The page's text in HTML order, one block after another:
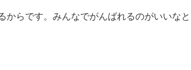
らです。みんなでがんばれるのがいいなと